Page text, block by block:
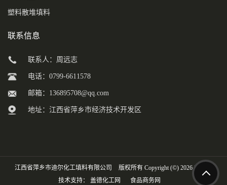
塑料散堆填料
联系信息
联系人：周远志
电话：0799-6611578
邮箱： 136895708@qq.com
地址：江西省萍乡市经济技术开发区
江西省萍乡市迪尔化工填料有限公司 版权所有 Copyright (©) 2026XML
技术支持： 盖德化工网 食品商务网